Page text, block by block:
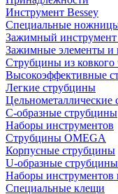
Инструмент Bessey
Специальные
Зажимный инструмент
Зажимные элементы и
Струбцины из ковкого
Высокоэффективные
Легкие струбцины
Цельнометаллические
C-образные струбцины
Наборы инструментов
Струбцины OMEGA
Корпусные струбцины
U-образные струбцины
Наборы
Специальные клещи